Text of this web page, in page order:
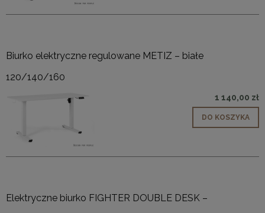
Biurko elektryczne regulowane METIZ – białe
120/140/160
1 140,00 zł
DO KOSZYKA
Elektryczne biurko FIGHTER DOUBLE DESK –